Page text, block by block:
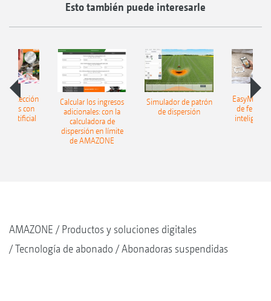
Esto también puede interesarle
detección
con
artificial
Calcular los ingresos
adicionales: con la
calculadora de
dispersión en límite
de AMAZONE
Simulador de patrón
de dispersión
EasyMatch:
de
AMAZONE
Productos y soluciones digitales
Tecnología de abonado
Abonadoras suspendidas